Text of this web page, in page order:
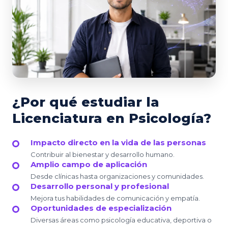
¿Por qué estudiar la
Licenciatura en Psicología?
Impacto directo en la vida de las personas
Contribuir al bienestar y desarrollo humano.
Amplio campo de aplicación
Desde clínicas hasta organizaciones y comunidades.
Desarrollo personal y profesional
Mejora tus habilidades de comunicación y empatía.
Oportunidades de especialización
Diversas áreas como psicología educativa, deportiva o